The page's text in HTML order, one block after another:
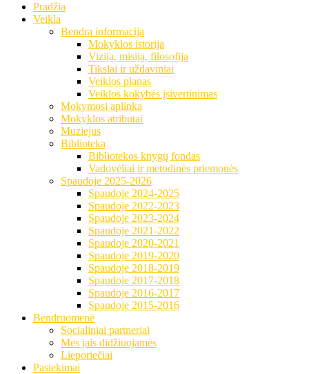
Pradžia
Veikla
Bendra informacija
Mokyklos istorija
Vizija, misija, filosofija
Tikslai ir uždaviniai
Veiklos planas
Veiklos kokybės įsivertinimas
Mokymosi aplinka
Mokyklos atributai
Muziejus
Biblioteka
Bibliotekos knygų fondas
Vadovėliai ir metodinės priemonės
Spaudoje 2025-2026
Spaudoje 2024-2025
Spaudoje 2022-2023
Spaudoje 2023-2024
Spaudoje 2021-2022
Spaudoje 2020-2021
Spaudoje 2019-2020
Spaudoje 2018-2019
Spaudoje 2017-2018
Spaudoje 2016-2017
Spaudoje 2015-2016
Bendruomenė
Socialiniai partneriai
Mes jais didžiuojamės
Lieporiečiai
Pasiekimai